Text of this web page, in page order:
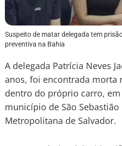
Suspeito de matar delegada tem
preventiva na Bahia
A delegada Patrícia Neves
anos, foi encontrada morta
dentro do próprio carro,
município de São Sebastião
Metropolitana de Salvador.